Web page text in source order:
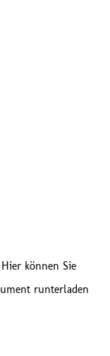
Hier können Sie
runterladen